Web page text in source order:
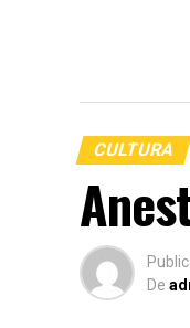
CULTURA
De